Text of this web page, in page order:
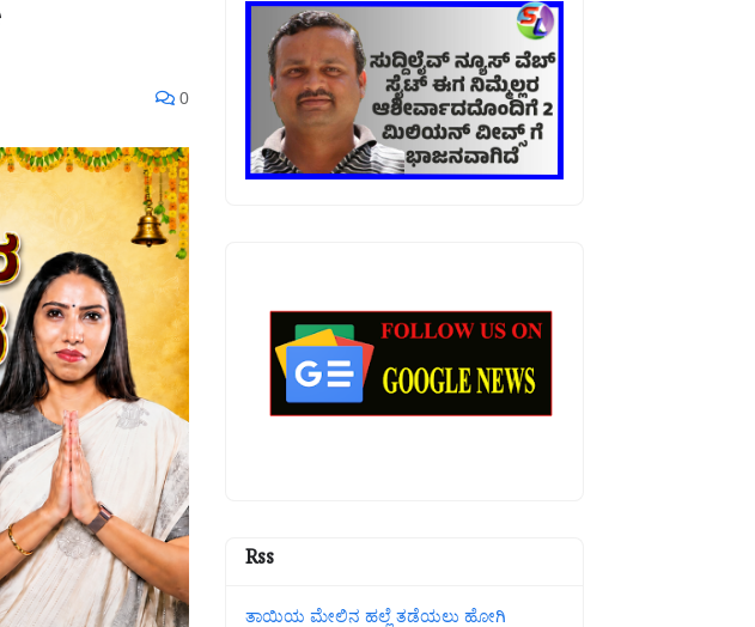
0
Rss
ತಾಯಿಯ ಮೇಲಿನ ಹಲ್ಲೆ ತಡೆಯಲು ಹೋಗಿ